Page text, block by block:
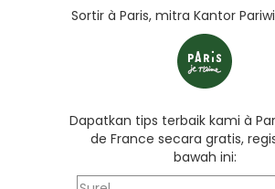
Sortir à Paris, mitra Kantor
Dapatkan tips terbaik kami à
de France secara gratis,
bawah ini: